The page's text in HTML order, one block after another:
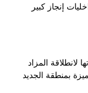
إنجاز كبير
لانطلاقة المزاد
بمنطقة الجديد